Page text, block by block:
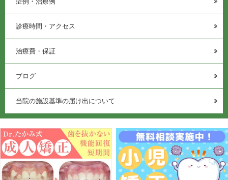
診療時間・アクセス
治療費・保証
ブログ
当院の施設基準の届け出について